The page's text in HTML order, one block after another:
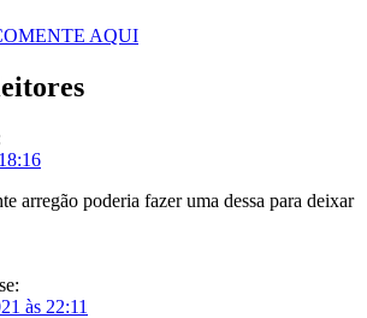
AQUI
arregão poderia fazer uma dessa para deixar
às 22:11